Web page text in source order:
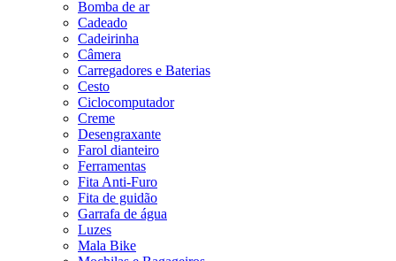
Bomba de ar
Cadeado
Cadeirinha
Câmera
Carregadores e Baterias
Cesto
Ciclocomputador
Creme
Desengraxante
Farol dianteiro
Ferramentas
Fita Anti-Furo
Fita de guidão
Garrafa de água
Luzes
Mala Bike